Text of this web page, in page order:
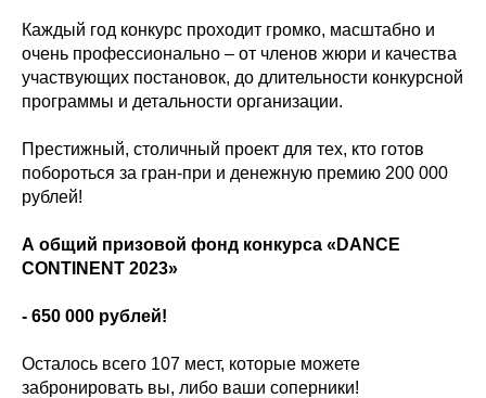
Каждый год конкурс проходит громко, масштабно и
очень профессионально – от членов жюри и качества
участвующих постановок, до длительности конкурсной
программы и детальности организации.
Престижный, столичный проект для тех, кто готов
побороться за гран-при и денежную премию 200 000
рублей!
А общий призовой фонд конкурса «DANCE
CONTINENT 2023»
- 650 000 рублей!
Осталось всего 107 мест, которые можете
забронировать вы, либо ваши соперники!